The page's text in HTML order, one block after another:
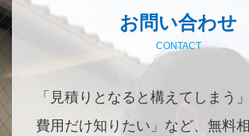
お問い合わせ
CONTACT
「見積りとなると構えてしまう
費用だけ知りたい」など、無料